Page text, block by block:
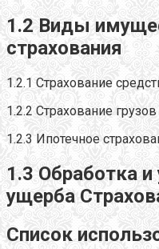
1.2 Виды
страхования
1.2.1 Страхование
1.2.2 Страхование грузов
1.2.3 Ипотечное
1.3 Обработка и
ущерба
Список